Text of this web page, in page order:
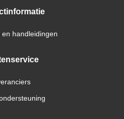
handleidingen